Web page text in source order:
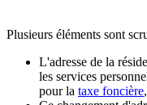
Plusieurs éléments sont
L'adresse de la
les services
pour la taxe foncière